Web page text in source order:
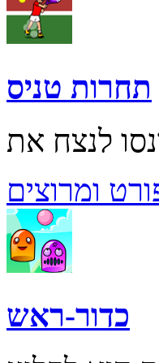
תחרות טניס
ומרוצים
כדור-ראש